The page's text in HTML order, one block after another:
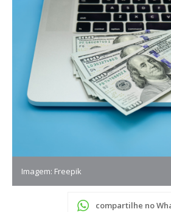
Imagem: Freepik
compartilhe no